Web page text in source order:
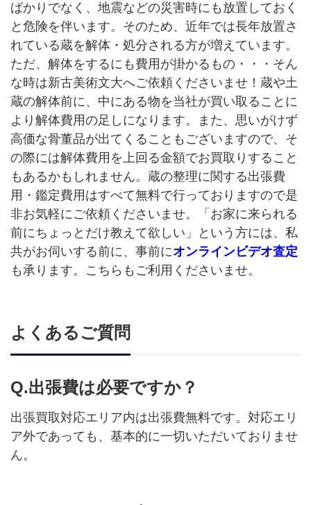
ばかりでなく、地震などの災害時にも放置しておく
と危険を伴います。そのため、近年では長年放置さ
れている蔵を解体・処分される方が増えています。
ただ、解体をするにも費用が掛かるもの・・・そん
な時は新古美術文大へご依頼くださいませ！蔵や土
蔵の解体前に、中にある物を当社が買い取ることに
より解体費用の足しになります。また、思いがけず
高価な骨董品が出てくることもございますので、そ
の際には解体費用を上回る金額でお買取りすること
もあるかもしれません。蔵の整理に関する出張費
用・鑑定費用はすべて無料で行っておりますので是
非お気軽にご依頼くださいませ。「お家に来られる
前にちょっとだけ教えて欲しい」という方には、私
共がお伺いする前に、事前にオンラインビデオ査定
も承ります。こちらもご利用くださいませ。
よくあるご質問
Q.出張費は必要ですか？
出張買取対応エリア内は出張費無料です。対応エリ
ア外であっても、基本的に一切いただいておりませ
ん。